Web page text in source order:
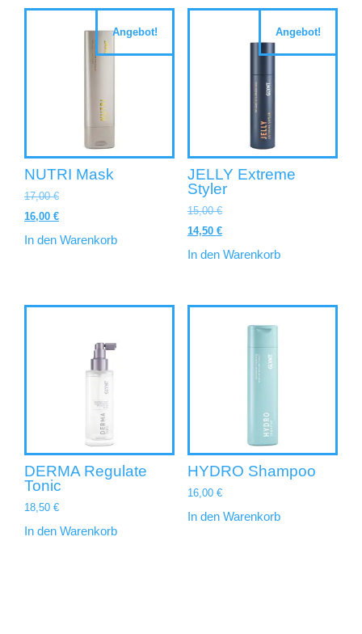
Angebot!
NUTRI Mask
17,00€
16,00 €
In den Warenkorb
Angebot!
JELLY Extreme
Styler
15,00€
14,50 €
In den Warenkorb
DERMA Regulate
Tonic
18,50 €
In den Warenkorb
HYDRO Shampoo
16,00 €
In den Warenkorb